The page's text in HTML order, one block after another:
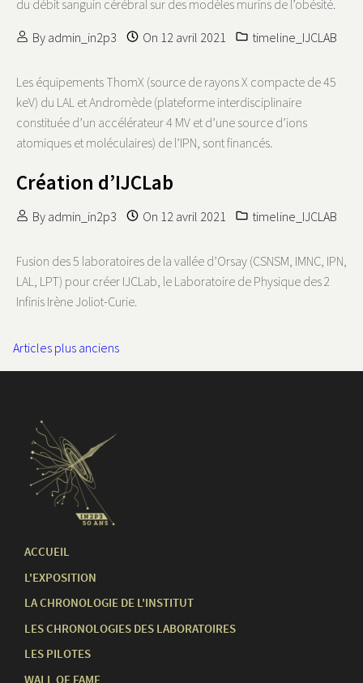
du débit sanguin cérébral sur des modèles murins de l’obésité.
By admin_in2p3 On 12 avril 2021 timeline_IJCLAB
Les équipements ThomX (source de rayons X compacte de 45
keV) du LAL et Andromède (plateforme interdisciplinaire
constituée d’un accélérateur 4 MV et d’une source d’ions
atomiques et moléculaires) de l’IPN, sont financés.
Création d’IJCLab
By admin_in2p3 On 12 avril 2021 timeline_IJCLAB
Fusion des 5 laboratoires de la vallée d’Orsay (CSNSM, IMNC, IPN,
LAL, LPT) pour créer IJCLab, le Laboratoire de Physique des 2
Infinis Irène Joliot-Curie.
Navigation des articles
Articles plus anciens
ACCUEIL
L'EXPOSITION
LA CHRONOLOGIE DE L'INSTITUT
LES CHRONOLOGIES DES LABORATOIRES
LES PILOTES
WALL OF FAME